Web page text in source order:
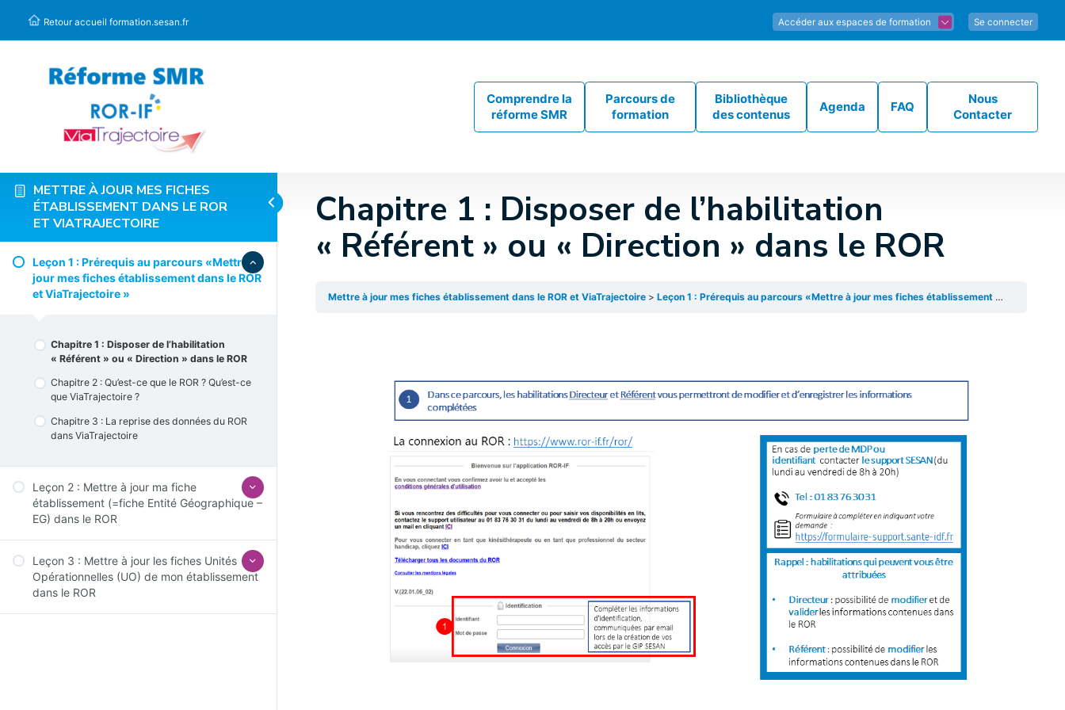
Retour accueil formation.sesan.fr Accéder aux espaces de formation Se connecter
Comprendre la
réforme SMR
Parcours de
formation
Bibliothèque
des contenus
Agenda FAQ
Nous
Contacter
METTRE À JOUR MES FICHES
ÉTABLISSEMENT DANS LE ROR
ET VIATRAJECTOIRE
Leçon 1 : Prérequis au parcours «Mettre à
jour mes fiches établissement dans le ROR
et ViaTrajectoire » ​
Chapitre 1 : Disposer de l’habilitation
« Référent » ou « Direction » dans le ROR
Chapitre 2 : Qu’est-ce que le ROR ? Qu’est-ce
que ViaTrajectoire ? ​
Chapitre 3 : La reprise des données du ROR
dans ViaTrajectoire​
Leçon 2 : Mettre à jour ma fiche
établissement (=fiche Entité Géographique –
EG) dans le ROR
Chapitre 1 : Quelles données mettre à jour en
priorité dans la fiche Entité Géographique
(EG) ?
Leçon 3 : Mettre à jour les fiches Unités
Opérationnelles (UO) de mon établissement
dans le ROR
Chapitre 1 : Disposer de l’habilitation
« Référent » ou « Direction » dans le ROR
Mettre à jour mes fiches établissement dans le ROR et ViaTrajectoire Leçon 1 : Prérequis au parcours «Mettre à jour mes fiches établissement dans le ROR et ViaTrajectoire » ​